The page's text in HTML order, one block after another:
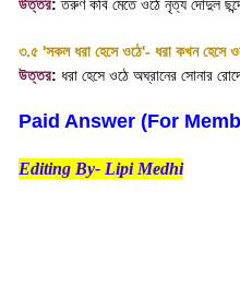
উত্তর: তরুণ কবি মেতে ওঠে নৃত্য দোদুল
৩.৫ 'সকল ধরা হেসে ওঠে'- ধরা কখন হেসে
উত্তর: ধরা হেসে ওঠে অঘ্রানের সোনার
Paid Answer (For
Editing By- Lipi Medhi